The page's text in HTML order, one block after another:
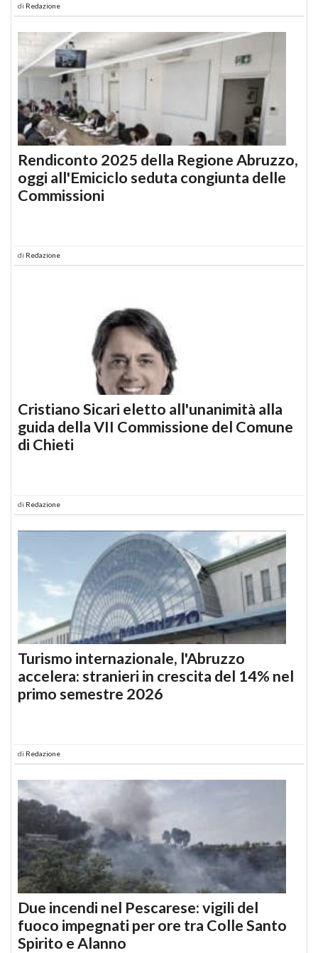
di Redazione
Rendiconto 2025 della Regione Abruzzo,
oggi all'Emiciclo seduta congiunta delle
Commissioni
di Redazione
Cristiano Sicari eletto all'unanimità alla
guida della VII Commissione del Comune
di Chieti
di Redazione
Turismo internazionale, l'Abruzzo
accelera: stranieri in crescita del 14% nel
primo semestre 2026
di Redazione
Due incendi nel Pescarese: vigili del
fuoco impegnati per ore tra Colle Santo
Spirito e Alanno